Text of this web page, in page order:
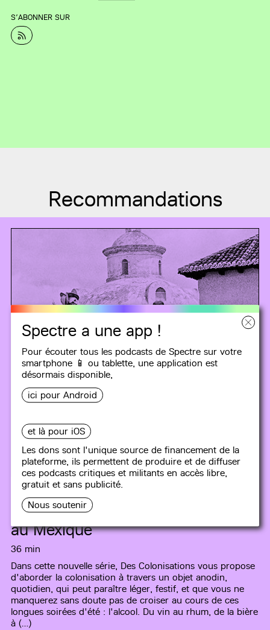
Spectre a une app !
Pour écouter tous les podcasts de Spectre sur votre
smartphone 📱 ou tablette, uneapplication est
désormais disponible,
ici pour Android
et là pour iOS
Les dons sont l'unique source de financement de la
plateforme, ils permettent de produire et de diffuser
ces podcasts critiques et militants en accès libre,
gratuit et sans publicité.
Nous soutenir
S’ABONNER SUR
Recommandations
DES COLONISATIONS
#5Alcools et colonisation #1 : Les
conquistadores, le vin et le pulque
au Mexique
36 min
Dans cette nouvelle série, Des Colonisations vous propose
d'aborder la colonisation à travers un objet anodin,
quotidien, qui peut paraître léger, festif, et que vous ne
manquerez sans doute pas de croiser au cours de ces
longues soirées d'été : l'alcool. Du vin au rhum, de la bière
à (…)